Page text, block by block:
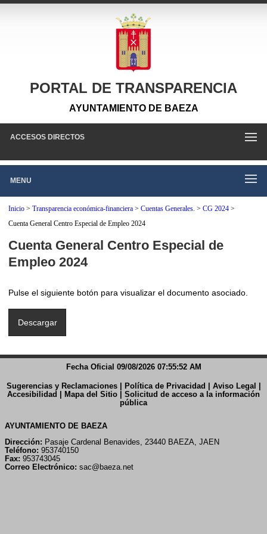
PORTAL DE TRANSPARENCIA
AYUNTAMIENTO DE BAEZA
ACCESOS DIRECTOS
MENU
Inicio >Transparencia económica-financiera >Cuentas Generales. >CG 2024 >
Cuenta General Centro Especial de Empleo 2024
Cuenta General Centro Especial de
Empleo 2024
Pulse el siguiente botón para visualizar el documento asociado.
Fecha Oficial 09/08/2026 07:55:52 AM
Sugerencias y Reclamaciones| Política de Privacidad | Aviso Legal |
Accesibilidad | Mapa del Sitio | Solicitud de acceso a la información
pública
AYUNTAMIENTO DE BAEZA
Dirección: Pasaje Cardenal Benavides, 23440 BAEZA, JAEN
Teléfono: 953740150
Fax: 953743045
Correo Electrónico: sac@baeza.net